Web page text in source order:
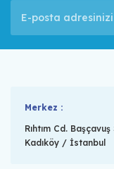
Merkez :
Rıhtım Cd.
Kadıköy / İstanbul